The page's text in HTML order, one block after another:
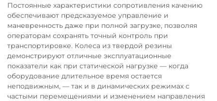
Постоянные характеристики сопротивления качению
обеспечивают предсказуемое управление и
маневренность даже при полной загрузке, позволяя
операторам сохранять точный контроль при
транспортировке. Колеса из твердой резины
демонстрируют отличные эксплуатационные
показатели как при статической нагрузке — когда
оборудование длительное время остается
неподвижным, — так и в динамических режимах с
частыми перемещениями и изменением направления